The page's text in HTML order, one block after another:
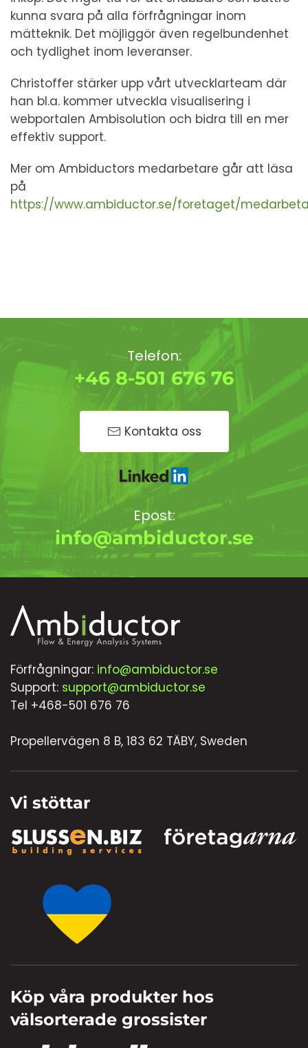
kunna svara på alla förfrågningar inom
mätteknik. Det möjliggör även regelbundenhet
och tydlighet inom leveranser.
Christoffer stärker upp vårt utvecklarteam där
han bl.a. kommer utveckla visualisering i
webportalen Ambisolution och bidra till en mer
effektiv support.
Mer om Ambiductors medarbetare går att läsa
på
https://www.ambiductor.se/foretaget/
Telefon:
+46 8-501 676 76
Kontakta oss
Epost:
info@ambiductor.se
Förfrågningar: info@ambiductor.se
Support: support@ambiductor.se
Tel +468-501 676 76
Propellervägen 8 B, 183 62 TÄBY, Sweden
Vi stöttar
Köp våra produkter hos
välsorterade grossister